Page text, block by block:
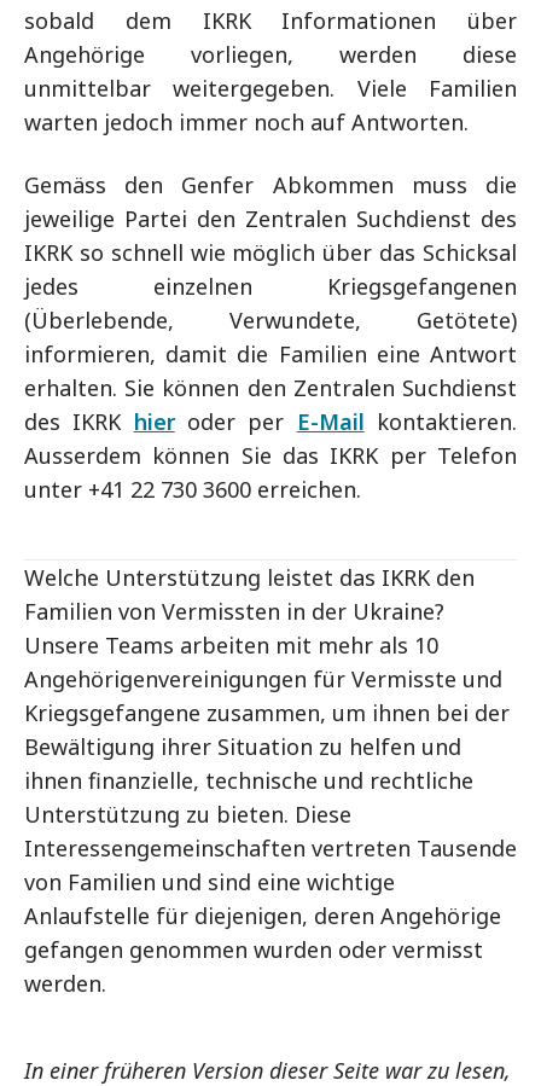
sobald dem IKRK Informationen über
Angehörige vorliegen, werden diese
unmittelbar weitergegeben. Viele Familien
warten jedoch immer noch auf Antworten.
Gemäss den Genfer Abkommen muss die
jeweilige Partei den Zentralen Suchdienst des
IKRK so schnell wie möglich über das Schicksal
jedes einzelnen Kriegsgefangenen
(Überlebende, Verwundete, Getötete)
informieren, damit die Familien eine Antwort
erhalten. Sie können den Zentralen Suchdienst
des IKRK hieroder per E-Mail kontaktieren.
Ausserdem können Sie das IKRK per Telefon
unter +41 22 730 3600 erreichen.
Welche Unterstützung leistet das IKRK den
Familien von Vermissten in der Ukraine?
Unsere Teams arbeiten mit mehr als 10
Angehörigenvereinigungen für Vermisste und
Kriegsgefangene zusammen, um ihnen bei der
Bewältigung ihrer Situation zu helfen und
ihnen finanzielle, technische und rechtliche
Unterstützung zu bieten. Diese
Interessengemeinschaften vertreten Tausende
von Familien und sind eine wichtige
Anlaufstelle für diejenigen, deren Angehörige
gefangen genommen wurden oder vermisst
werden.
In einer früheren Version dieser Seite war zu lesen,